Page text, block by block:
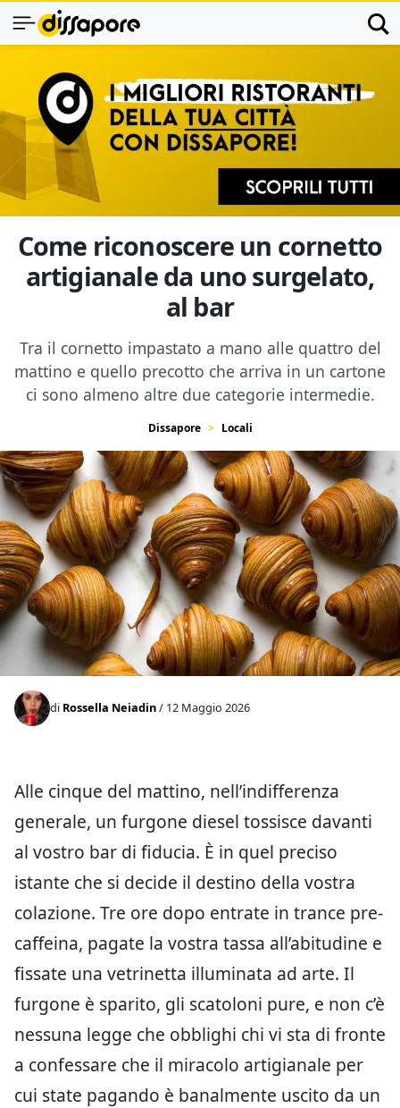
Come riconoscere un cornetto
artigianale da uno surgelato,
al bar
Tra il cornetto impastato a mano alle quattro del
mattino e quello precotto che arriva in un cartone
ci sono almeno altre due categorie intermedie.
Dissapore Locali
di Rossella Neiadin/ 12 Maggio 2026
Alle cinque del mattino, nell’indifferenza
generale, un furgone diesel tossisce davanti
al vostro bar di fiducia. È in quel preciso
istante che si decide il destino della vostra
colazione. Tre ore dopo entrate in trance pre-
caffeina, pagate la vostra tassa all’abitudine e
fissate una vetrinetta illuminata ad arte. Il
furgone è sparito, gli scatoloni pure, e non c’è
nessuna legge che obblighi chi vi sta di fronte
a confessare che il miracolo artigianale per
cui state pagando è banalmente uscito da un